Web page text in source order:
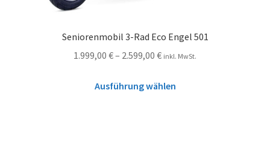
Seniorenmobil 3-Rad Eco Engel 501
1.999,00 €– 2.599,00 € inkl. MwSt.
Ausführung wählen